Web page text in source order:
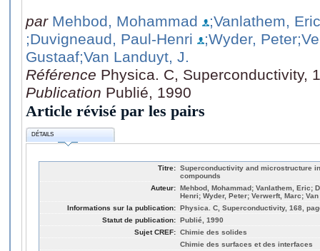
par Mehbod, Mohammad
;Vanlathem, Eric
;Duvigneaud, Paul-Henri
;Wyder, Peter
Gustaaf;Van Landuyt, J.
Référence Physica. C, Superconductivity,
Publication Publié, 1990
Article révisé par les pairs
DÉTAILS
Titre: Superconductivity and microstructure in
compounds
Auteur: Mehbod, Mohammad; Vanlathem, Eric;
Henri; Wyder, Peter; Verwerft, Marc;
Informations sur la publication: Physica. C, Superconductivity, 168,
Statut de publication: Publié, 1990
Sujet CREF: Chimie des solides
Chimie des surfaces et des interfaces